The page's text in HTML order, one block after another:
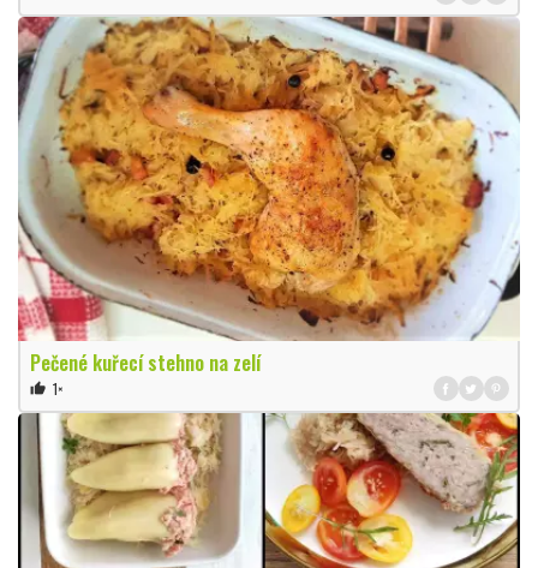
Pečené kuřecí stehno na zelí
thumb_up 1×